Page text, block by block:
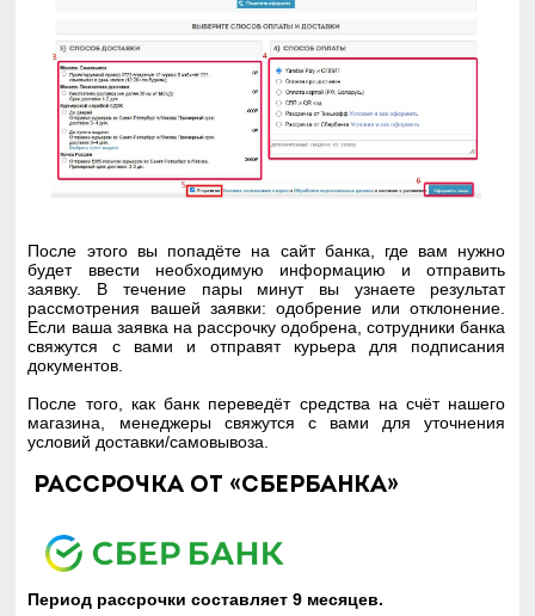
После этого вы попадёте на сайт банка, где вам нужно
будет ввести необходимую информацию и отправить
заявку. В течение пары минут вы узнаете результат
рассмотрения вашей заявки: одобрение или отклонение.
Если ваша заявка на рассрочку одобрена, сотрудники банка
свяжутся с вами и отправят курьера для подписания
документов.
После того, как банк переведёт средства на счёт нашего
магазина, менеджеры свяжутся с вами для уточнения
условий доставки/самовывоза.
РАССРОЧКА ОТ «СберБанка»
Период рассрочки составляет 9 месяцев.